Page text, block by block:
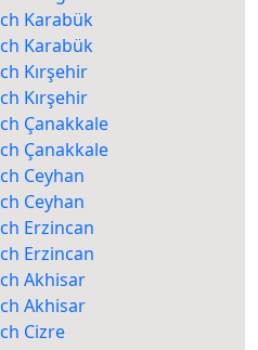
Karabük
Karabük
Kırşehir
Kırşehir
Çanakkale
Çanakkale
Ceyhan
Ceyhan
Erzincan
Erzincan
Akhisar
Akhisar
Cizre